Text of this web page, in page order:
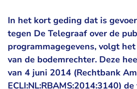
In het kort geding dat is
tegen De Telegraaf over de
programmagegevens, volgt
van de bodemrechter. Deze
van 4 juni 2014 (Rechtbank
ECLI:NL:RBAMS:2014:3140)